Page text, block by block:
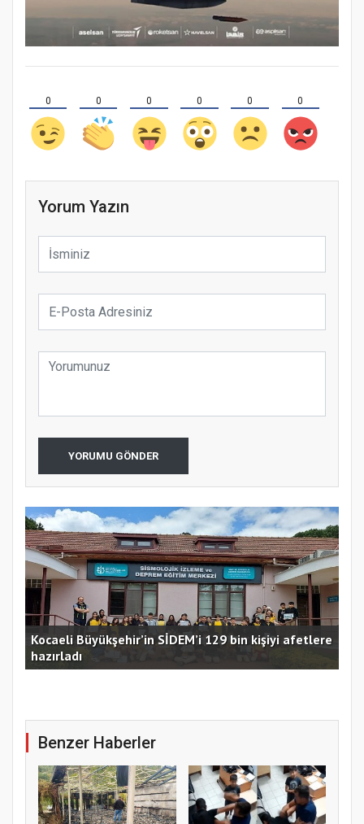
0 0 0 0 0 0
Yorum Yazın
YORUMU GÖNDER
Kocaeli Büyükşehir’in SİDEM’i 129 bin kişiyi afetlere
hazırladı
Benzer Haberler